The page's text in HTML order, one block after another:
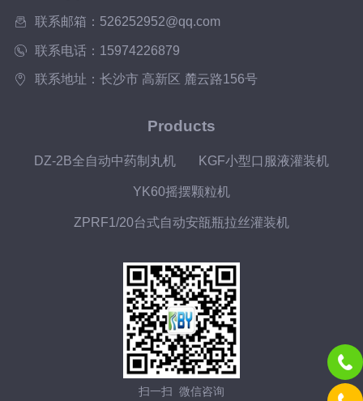
联系邮箱：526252952@qq.com
联系电话：15974226879
联系地址：长沙市 高新区 麓云路156号
Products
DZ-2B全自动中药制丸机 KGF小型口服液灌装机
YK60摇摆颗粒机
ZPRF1/20台式自动安瓿瓶拉丝灌装机
扫一扫 微信咨询